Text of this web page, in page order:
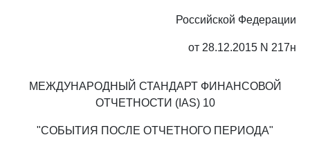
Российской Федерации
от 28.12.2015 N 217н
МЕЖДУНАРОДНЫЙ СТАНДАРТ ФИНАНСОВОЙ
ОТЧЕТНОСТИ (IAS) 10
"СОБЫТИЯ ПОСЛЕ ОТЧЕТНОГО ПЕРИОДА"